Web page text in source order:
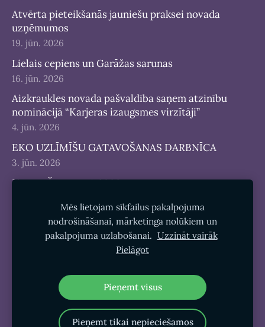
Atvērta pieteikšanās jauniešu praksei novada
uzņēmumos
19. jūn. 2026
Lielais cepiens un Garāžas sarunas
16. jūn. 2026
Aizkraukles novada pašvaldība saņem atzinību
nominācijā “Karjeras izaugsmes virzītāji”
4. jūn. 2026
EKO UZLĪMĪŠU GATAVOŠANAS DARBNĪCA
3. jūn. 2026
JAUNIEŠU DIENA 2026
Sīkdatnes
Mēs lietojam sīkfailus pakalpojuma
nodrošināšanai, mārketinga nolūkiem un
pakalpojuma uzlabošanai. Uzzināt vairāk
Pielāgot
Pieņemt visus
Pieņemt tikai nepieciešamos